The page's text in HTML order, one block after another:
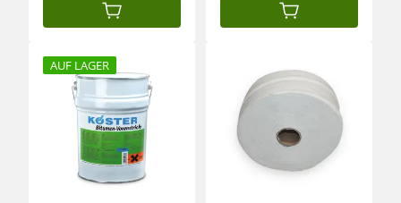
IN DEN WARENKORB IN DEN WARENKORB
AUF LAGER